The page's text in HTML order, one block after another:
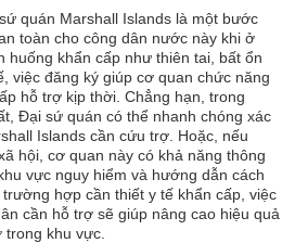
quán Marshall Islands là một bước
toàn cho công dân nước này khi ở
huống khẩn cấp như thiên tai, bất ổn
việc đăng ký giúp cơ quan chức năng
hỗ trợ kịp thời. Chẳng hạn, trong
Đại sứ quán có thể nhanh chóng xác
Islands cần cứu trợ. Hoặc, nếu
hội, cơ quan này có khả năng thông
vực nguy hiểm và hướng dẫn cách
hợp cần thiết y tế khẩn cấp, việc
cần hỗ trợ sẽ giúp nâng cao hiệu quả
khu vực.